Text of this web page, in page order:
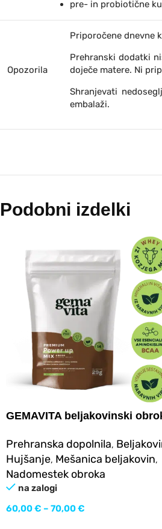
pre- in probiotične
Opozorila
Priporočene dnevne
Prehranski dodatki
doječe matere. Ni
Shranjevati
embalaži.
Podobni izdelki
GEMAVITA beljakovinski
Prehranska dopolnila,
Hujšanje, Mešanica beljakovin,
Nadomestek obroka
na zalogi
60,00€ – 70,00€